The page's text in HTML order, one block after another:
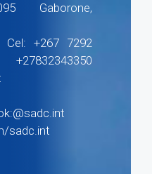
Gaborone,
Cel: +267 7292
sadc.int